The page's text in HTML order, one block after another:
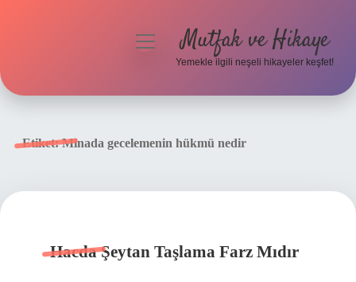
menüyüMutfak ve Hikaye
Yemekle ilgili neşeli hikayeler keşfet!
Etiket:Minada gecelemenin hükmü nedir
Hacda Şeytan Taşlama Farz Mıdır